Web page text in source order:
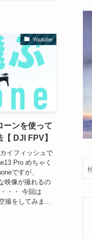
Youtube
ーンを使って
DJI FPV】
イフィッシュで
Pro めちゃく
ですが、
映像が撮れるの
・・ 今回は
撮をしてみま...